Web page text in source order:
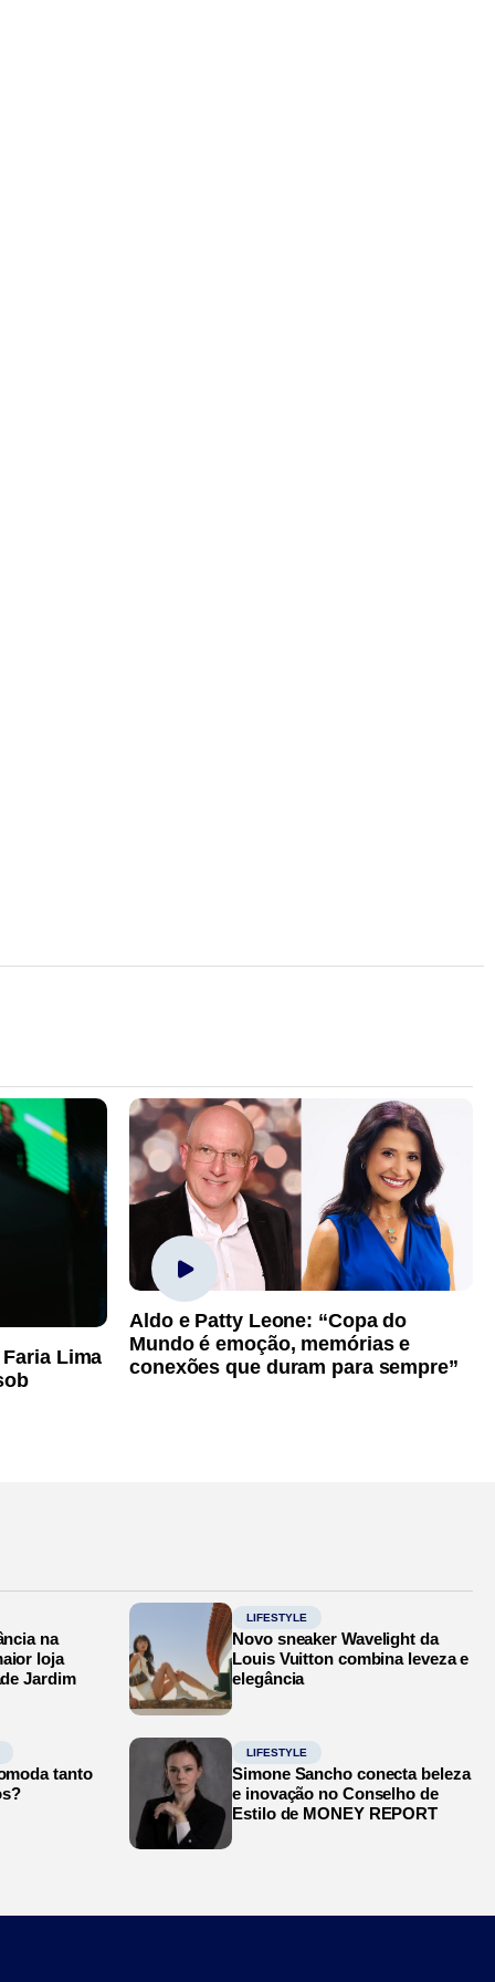
Lima
Aldo e Patty Leone: “Copa do
Mundo é emoção, memórias e
conexões que duram para sempre”
na
loja
Jardim
LIFESTYLE
Novo sneaker Wavelight da
Louis Vuitton combina leveza e
elegância
tanto
LIFESTYLE
Simone Sancho conecta beleza
e inovação no Conselho de
Estilo de MONEY REPORT